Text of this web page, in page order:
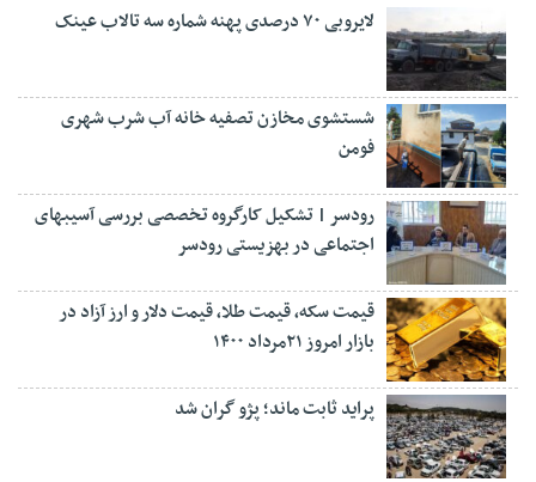
لایروبی ۷۰ درصدی پهنه شماره سه تالاب عینک
شستشوی مخازن تصفیه خانه آب شرب شهری
فومن
رودسر | تشکیل کارگروه تخصصی بررسی آسیبهای
اجتماعی در بهزیستی رودسر
قیمت سکه، قیمت طلا، قیمت دلار و ارز آزاد در
بازار امروز ۲۱مرداد ۱۴۰۰
پراید ثابت ماند؛ پژو گران شد